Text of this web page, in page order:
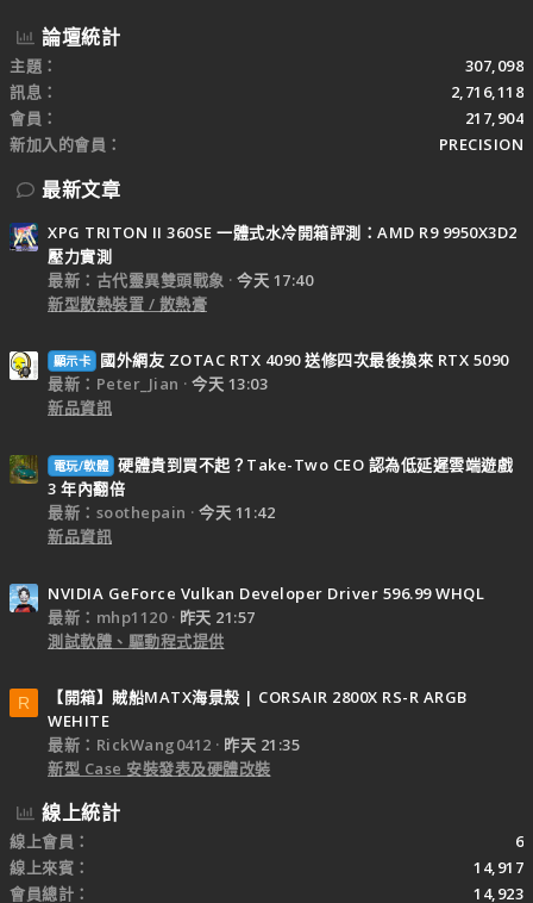
論壇統計
主題
307,098
訊息
2,716,118
會員
217,904
新加入的會員
PRECISION
最新文章
XPG TRITON II 360SE 一體式水冷開箱評測：AMD R9 9950X3D2
壓力實測
最新：古代靈異雙頭戰象
今天 17:40
新型散熱裝置 / 散熱膏
顯示卡
國外網友 ZOTAC RTX 4090 送修四次最後換來 RTX 5090
最新：Peter_Jian
今天 13:03
新品資訊
電玩/軟體 硬體貴到買不起？Take-Two CEO 認為低延遲雲端遊戲
3 年內翻倍
最新：soothepain
今天 11:42
新品資訊
NVIDIA GeForce Vulkan Developer Driver 596.99 WHQL
最新：mhp1120
昨天 21:57
測試軟體、驅動程式提供
R
【開箱】賊船MATX海景殼 | CORSAIR 2800X RS-R ARGB
WEHITE
最新：RickWang0412
昨天 21:35
新型 Case 安裝發表及硬體改裝
線上統計
線上會員
6
線上來賓
14,917
會員總計
14,923